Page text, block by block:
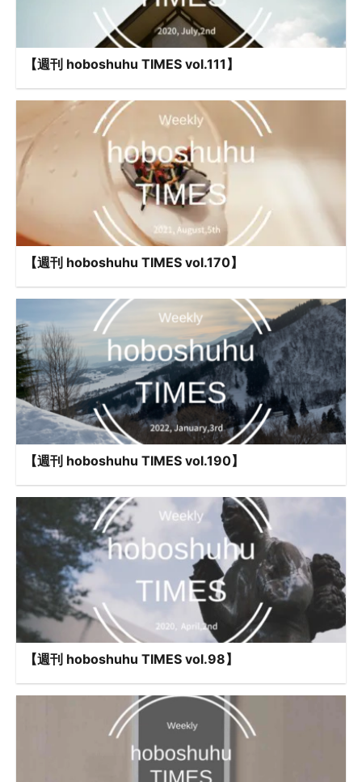
【週刊 hoboshuhu TIMES vol.111】
【週刊 hoboshuhu TIMES vol.170】
【週刊 hoboshuhu TIMES vol.190】
【週刊 hoboshuhu TIMES vol.98】